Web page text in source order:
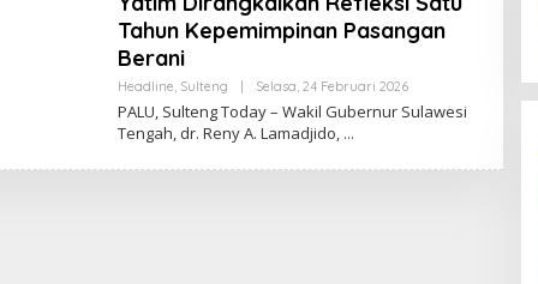
Tahun Kepemimpinan Pasangan
Berani
Headline, Sulteng Selasa, 24 Februari 2026Oleh
Today
PALU, Sulteng Today – Wakil Gubernur Sulawesi
Tengah, dr. Reny A. Lamadjido,